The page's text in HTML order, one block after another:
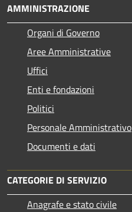
AMMINISTRAZIONE
Organi di Governo
Aree Amministrative
Uffici
Enti e fondazioni
Politici
Personale Amministrativo
Documenti e dati
CATEGORIE DI SERVIZIO
Anagrafe e stato civile